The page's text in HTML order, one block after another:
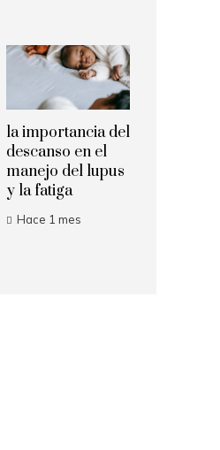
la importancia del
descanso en el
manejo del lupus
y la fatiga
Hace 1 mes